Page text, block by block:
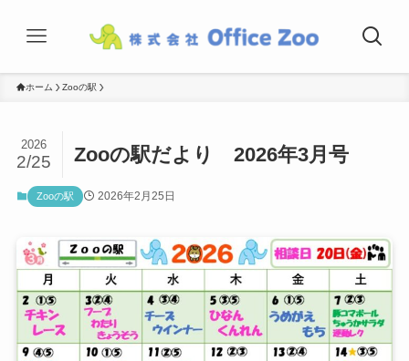
ホーム Zooの駅
Zooの駅だより 2026年3月号
2026
2/25
Zooの駅 2026年2月25日